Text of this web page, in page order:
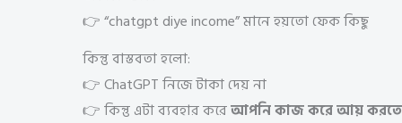
👉 “chatgpt diye income” মানে হয়তো ফেক কিছু
কিন্তু বাস্তবতা হলো:
👉 ChatGPT নিজে টাকা দেয় না
👉 কিন্তু এটা ব্যবহার করেআপনি কাজ করে আয় করতে